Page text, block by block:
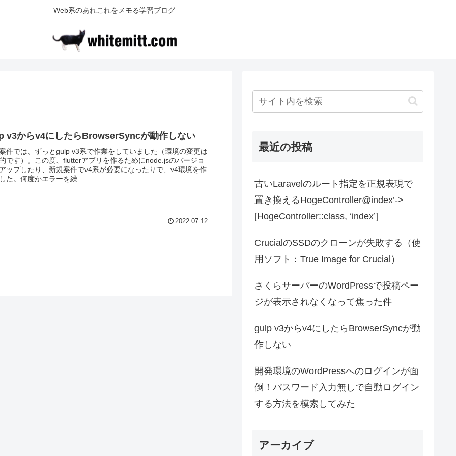
Web系のあれこれをメモる学習ブログ
v3からv4にしたらBrowserSyncが動作しない
件では、ずっとgulp v3系で作業をしていました（環境の変更は
です）。この度、flutterアプリを作るためにnode.jsのバージョ
ップしたり、新規案件でv4系が必要になったりで、v4環境を作
た。何度かエラーを繰...
2022.07.12
最近の投稿
古いLaravelのルート指定を正規表現で
置き換えるHogeController@index’->
[HogeController::class, ‘index’]
CrucialのSSDのクローンが失敗する（使
用ソフト：True Image for Crucial）
さくらサーバーのWordPressで投稿ペー
ジが表示されなくなって焦った件
gulp v3からv4にしたらBrowserSyncが動
作しない
開発環境のWordPressへのログインが面
倒！パスワード入力無しで自動ログイン
する方法を模索してみた
アーカイブ